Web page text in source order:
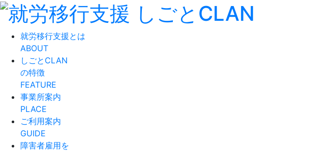
就労移行支援とは
ABOUT
しごとCLAN
の特徴
FEATURE
事業所案内
PLACE
ご利用案内
GUIDE
障害者雇用を